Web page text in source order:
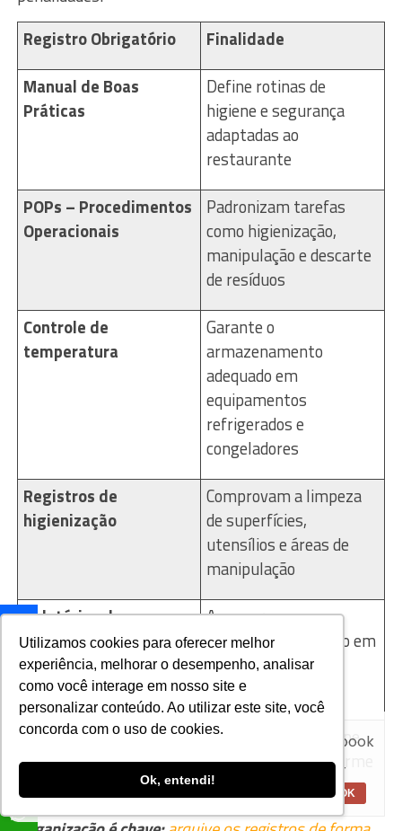
Utilizamos cookies para oferecer melhor
experiência, melhorar o desempenho, analisar
como você interage em nosso site e
personalizar conteúdo. Ao utilizar este site, você
concorda com o uso de cookies.
Ok, entendi!
Registro Obrigatório
Finalidade
Manual de Boas
Práticas
Define rotinas de
higiene e segurança
adaptadas ao
restaurante
POPs – Procedimentos
Operacionais
Padronizam tarefas
como higienização,
manipulação e descarte
de resíduos
Controle de
temperatura
Garante o
armazenamento
adequado em
equipamentos
refrigerados e
congeladores
Registros de
higienização
Comprovam a limpeza
de superfícies,
utensílios e áreas de
manipulação
Relatórios de
manutenção
Asseguram que os
equipamentos estão em
bom estado e
funcionamento
Documentação de
treinamentos
Confirma que a equipe
foi capacitada conforme
exigência da Anvisa
Aviso:Nós da Franco Bachot utilizamos de
cookies com ferramentas do Google e Facebook
experiência de nossos clientes para oferecer
melhores produtos e serviços. OK